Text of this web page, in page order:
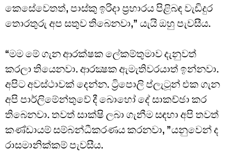
කෙසේවෙතත්, පාස්කු ඉරිදා ප්‍රහාරය පිළිබඳ වැඩිදුර
තොරතුරු අප සතුව තිබෙනවා,” යැයි ඔහු පැවසීය.
“මම මේ ගැන ආරක්ෂක ලේකම්තුමාව දැනුවත්
කරලා තියෙනවා. ආරක්‍ෂක ඇමැතිවරයාත් ඉන්නවා.
අපිට අවස්ථාවක් දෙන්න. ට්‍රිපොලි ප්ලැටූන් එක ගැන
අපි පාර්ලිමේන්තුවේ දී බොහෝ දේ සාකච්ඡා කර
තිබෙනවා. තවත් සාක්ෂි ලබා ගැනීම සඳහා අපි තවත්
කණ්ඩායම් සම්බන්ධීකරණය කරනවා, ”යනුවෙන් ද
රාසමානික්කම් පැවසීය.